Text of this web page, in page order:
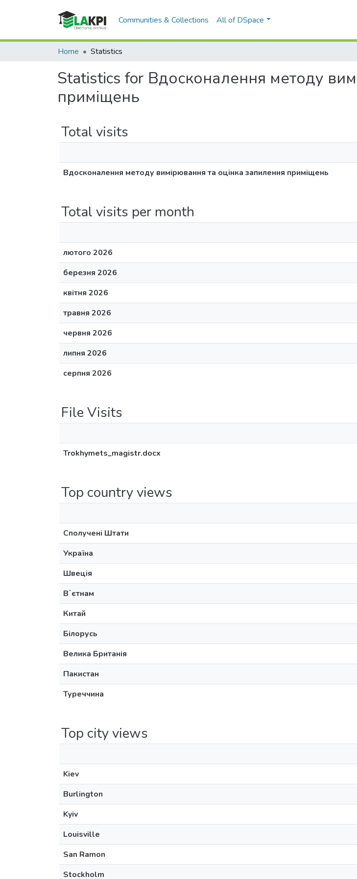
Communities & Collections All of DSpace
Home Statistics
Statistics for Вдосконалення методу
приміщень
Total visits
Вдосконалення методу вимірювання та оцінка запилення приміщень
Total visits per month
лютого 2026
березня 2026
квітня 2026
травня 2026
червня 2026
липня 2026
серпня 2026
File Visits
Trokhymets_magistr.docx
Top country views
Сполучені Штати
Україна
Швеція
Вʼєтнам
Китай
Білорусь
Велика Британія
Пакистан
Туреччина
Top city views
Kiev
Burlington
Kyiv
Louisville
San Ramon
Stockholm